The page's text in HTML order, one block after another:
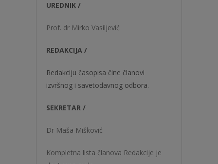
UREDNIK /
Prof. dr Mirko Vasiljević
REDAKCIJA /
Redakciju časopisa čine članovi
izvršnog i savetodavnog odbora.
SEKRETAR /
Dr Maša Mišković
Kompletna lista članova Redakcije je